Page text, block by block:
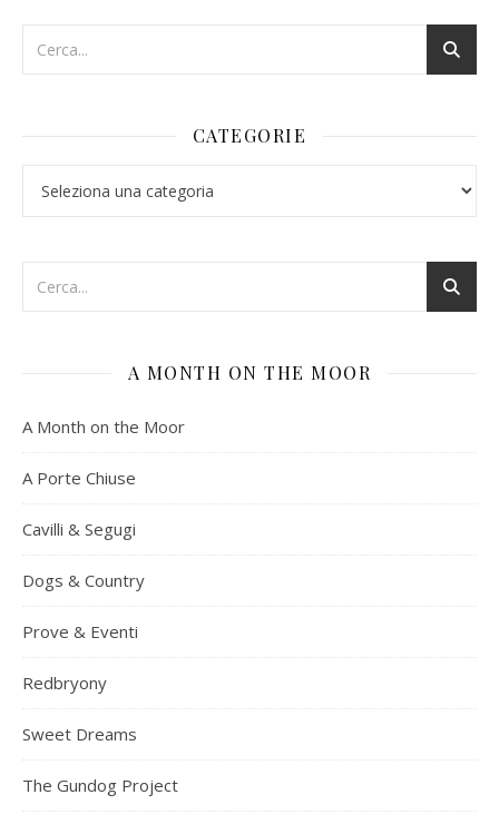
CATEGORIE
A MONTH ON THE MOOR
A Month on the Moor
A Porte Chiuse
Cavilli & Segugi
Dogs & Country
Prove & Eventi
Redbryony
Sweet Dreams
The Gundog Project